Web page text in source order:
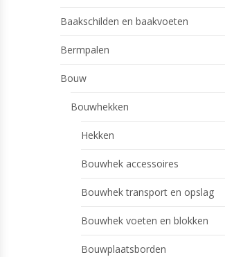
Baakschilden en baakvoeten
Bermpalen
Bouw
Bouwhekken
Hekken
Bouwhek accessoires
Bouwhek transport en opslag
Bouwhek voeten en blokken
Bouwplaatsborden